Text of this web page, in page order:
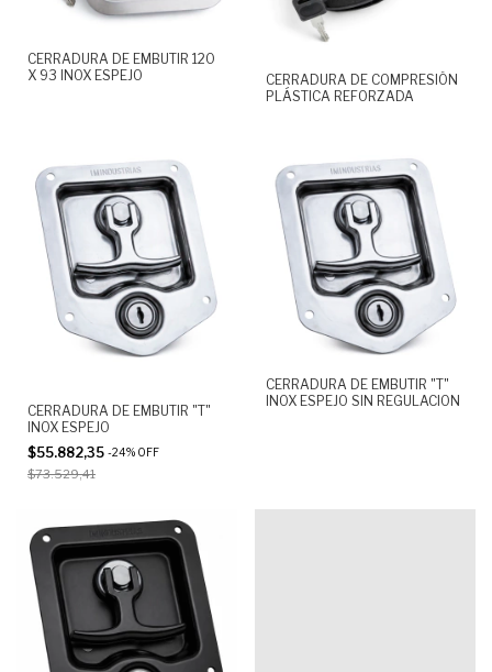
CERRADURA DE EMBUTIR 120
X 93 INOX ESPEJO
CERRADURA DE COMPRESIÓN
PLÁSTICA REFORZADA
CERRADURA DE EMBUTIR "T"
INOX ESPEJO
$55.882,35 -24% OFF
$73.529,41
CERRADURA DE EMBUTIR "T"
INOX ESPEJO SIN REGULACION